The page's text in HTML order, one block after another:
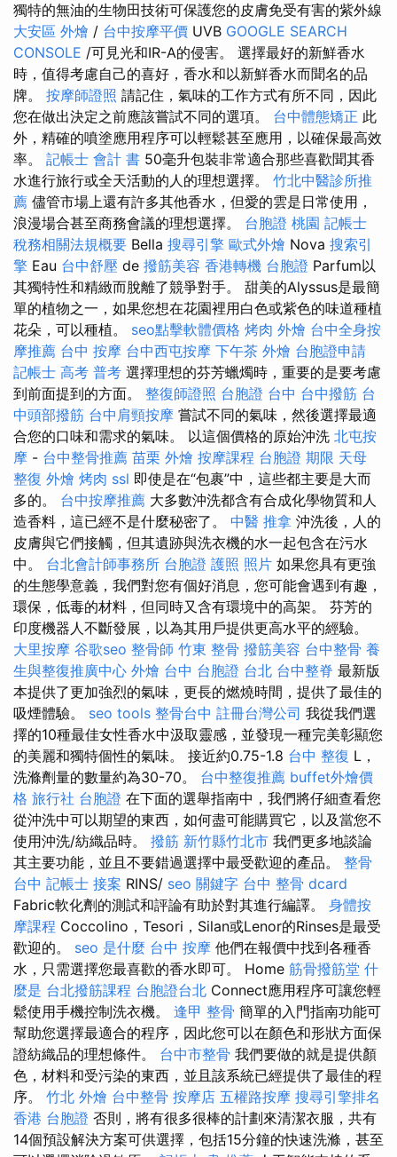
獨特的無油的生物田技術可保護您的皮膚免受有害的紫外線
大安區 外燴 / 台中按摩平價 UVB GOOGLE SEARCH
CONSOLE /可見光和IR-A的侵害。 選擇最好的新鮮香水
時，值得考慮自己的喜好，香水和以新鮮香水而聞名的品
牌。 按摩師證照 請記住，氣味的工作方式有所不同，因此
您在做出決定之前應該嘗試不同的選項。 台中體態矯正 此
外，精確的噴塗應用程序可以輕鬆甚至應用，以確保最高效
率。 記帳士 會計 書 50毫升包裝非常適合那些喜歡聞其香
水進行旅行或全天活動的人的理想選擇。 竹北中醫診所推
薦 儘管市場上還有許多其他香水，但愛的雲是日常使用，
浪漫場合甚至商務會議的理想選擇。 台胞證 桃園 記帳士
稅務相關法規概要 Bella 搜尋引擎 歐式外燴 Nova 搜索引
擎 Eau 台中舒壓 de 撥筋美容 香港轉機 台胞證 Parfum以
其獨特性和精緻而脫離了競爭對手。 甜美的Alyssus是最簡
單的植物之一，如果您想在花園裡用白色或紫色的味道種植
花朵，可以種植。 seo點擊軟體價格 烤肉 外燴 台中全身按
摩推薦 台中 按摩 台中西屯按摩 下午茶 外燴 台胞證申請
記帳士 高考 普考 選擇理想的芬芳蠟燭時，重要的是要考慮
到前面提到的方面。 整復師證照 台胞證 台中 台中撥筋 台
中頭部撥筋 台中肩頸按摩 嘗試不同的氣味，然後選擇最適
合您的口味和需求的氣味。 以這個價格的原始沖洗 北屯按
摩 - 台中整骨推薦 苗栗 外燴 按摩課程 台胞證 期限 天母
整復 外燴 烤肉 ssl 即使是在“包裹”中，這些都主要是大而
多的。 台中按摩推薦 大多數沖洗都含有合成化學物質和人
造香料，這已經不是什麼秘密了。 中醫 推拿 沖洗後，人的
皮膚與它們接觸，但其遺跡與洗衣機的水一起包含在污水
中。 台北會計師事務所 台胞證 護照 照片 如果您具有更強
的生態學意義，我們對您有個好消息，您可能會遇到有趣，
環保，低毒的材料，但同時又含有環境中的高架。 芬芳的
印度機器人不斷發展，以為其用戶提供更高水平的經驗。
大里按摩 谷歌seo 整骨師 竹東 整骨 撥筋美容 台中整骨 養
生與整復推廣中心 外燴 台中 台胞證 台北 台中整脊 最新版
本提供了更加強烈的氣味，更長的燃燒時間，提供了最佳的
吸煙體驗。 seo tools 整骨台中 註冊台灣公司 我從我們選
擇的10種最佳女性香水中汲取靈感，並發現一種完美彰顯您
的美麗和獨特個性的氣味。 接近約0.75-1.8 台中 整復 L，
洗滌劑量的數量約為30-70。 台中整復推薦 buffet外燴價
格 旅行社 台胞證 在下面的選舉指南中，我們將仔細查看您
從沖洗中可以期望的東西，如何盡可能購買它，以及當您不
使用沖洗/紡織品時。 撥筋 新竹縣竹北市 我們更多地談論
其主要功能，並且不要錯過選擇中最受歡迎的產品。 整骨
台中 記帳士 接案 RINS/ seo 關鍵字 台中 整骨 dcard
Fabric軟化劑的測試和評論有助於對其進行編譯。 身體按
摩課程 Coccolino，Tesori，Silan或Lenor的Rinses是最受
歡迎的。 seo 是什麼 台中 按摩 他們在報價中找到各種香
水，只需選擇您最喜歡的香水即可。 Home 筋骨撥筋堂 什
麼是 台北撥筋課程 台胞證台北 Connect應用程序可讓您輕
鬆使用手機控制洗衣機。 逢甲 整骨 簡單的入門指南功能可
幫助您選擇最適合的程序，因此您可以在顏色和形狀方面保
證紡織品的理想條件。 台中市整骨 我們要做的就是提供顏
色，材料和受污染的東西，並且該系統已經提供了最佳的程
序。 竹北 外燴 台中整骨 按摩店 五權路按摩 搜尋引擎排名
香港 台胞證 否則，將有很多很棒的計劃來清潔衣服，共有
14個預設解決方案可供選擇，包括15分鐘的快速洗滌，甚至